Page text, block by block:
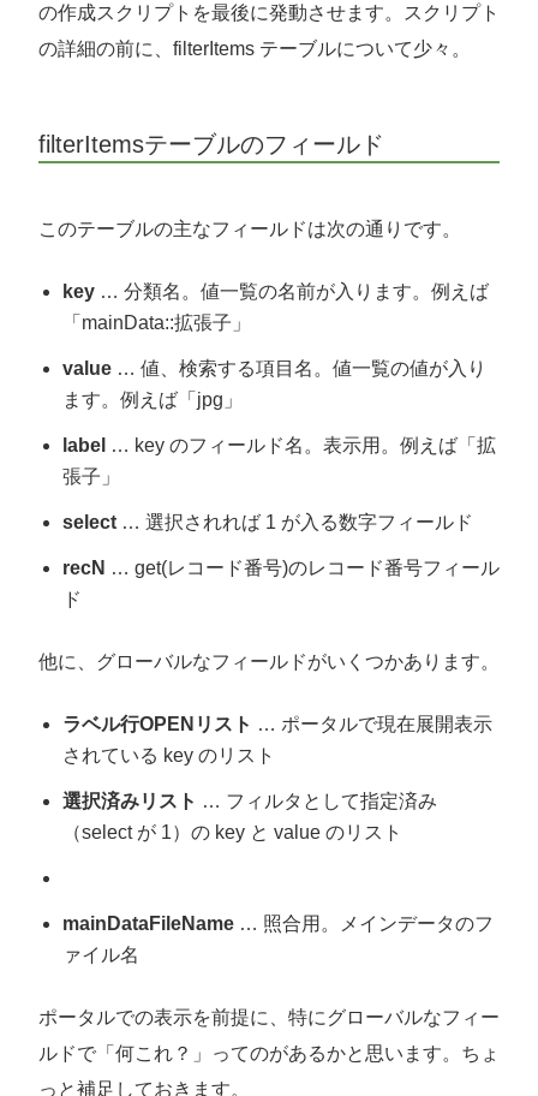
の作成スクリプトを最後に発動させます。スクリプト
の詳細の前に、filterItems テーブルについて少々。
filterItemsテーブルのフィールド
このテーブルの主なフィールドは次の通りです。
key … 分類名。値一覧の名前が入ります。例えば
「mainData::拡張子」
value … 値、検索する項目名。値一覧の値が入り
ます。例えば「jpg」
label … key のフィールド名。表示用。例えば「拡
張子」
select … 選択されれば 1 が入る数字フィールド
recN … get(レコード番号)のレコード番号フィール
ド
他に、グローバルなフィールドがいくつかあります。
ラベル行OPENリスト … ポータルで現在展開表示
されている key のリスト
選択済みリスト … フィルタとして指定済み
（select が 1）の key と value のリスト
mainDataFileName … 照合用。メインデータのフ
ァイル名
ポータルでの表示を前提に、特にグローバルなフィー
ルドで「何これ？」ってのがあるかと思います。ちょ
っと補足しておきます。